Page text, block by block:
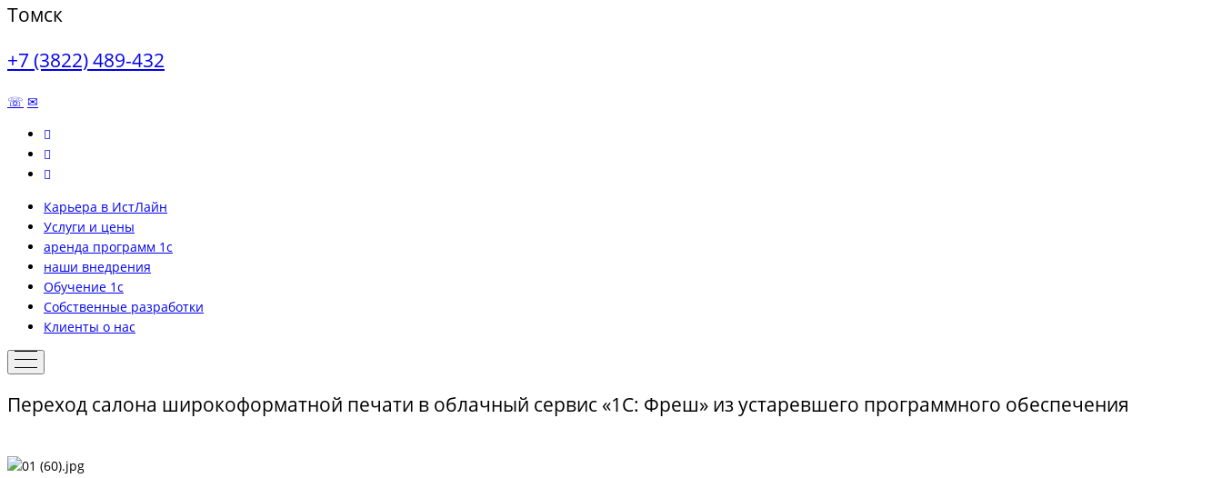
Томск
+7 (3822) 489-432
☏ ✉
Карьера в ИстЛайн
Услуги и цены
аренда программ 1с
наши внедрения
Обучение 1с
Собственные разработки
Клиенты о нас
Переход салона широкоформатной печати в облачный сервис «1С: Фреш» из устаревшего программного обеспечения